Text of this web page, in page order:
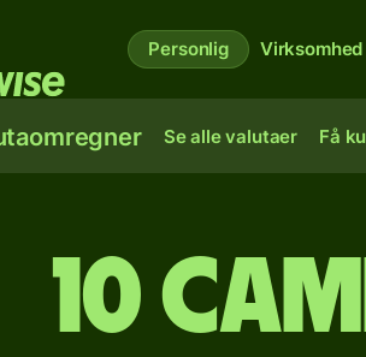
Personlig Virksomhed
Se alle valutaer Få
10